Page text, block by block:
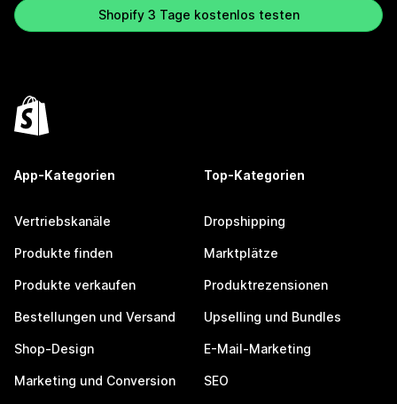
Shopify 3 Tage kostenlos testen
App-Kategorien
Vertriebskanäle
Produkte finden
Produkte verkaufen
Bestellungen und Versand
Shop-Design
Marketing und Conversion
Top-Kategorien
Dropshipping
Marktplätze
Produktrezensionen
Upselling und Bundles
E-Mail-Marketing
SEO